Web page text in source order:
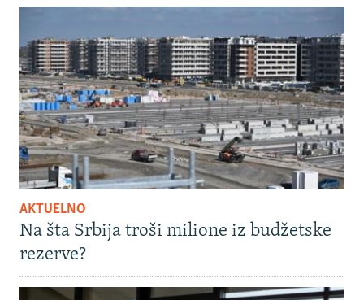
AKTUELNO
Na šta Srbija troši milione iz budžetske
rezerve?